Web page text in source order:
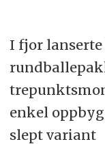
I fjor
enkel
slept variant